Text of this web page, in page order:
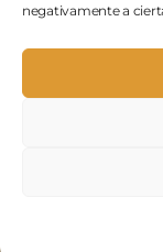
negativamente a